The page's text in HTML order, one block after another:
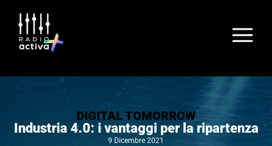
DIGITAL TOMORROW
Industria 4.0: i vantaggi per la ripartenza
9 Dicembre 2021